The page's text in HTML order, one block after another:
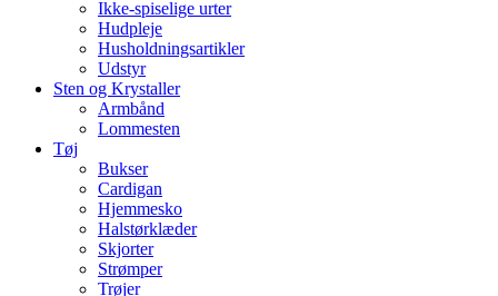
Ikke-spiselige urter
Hudpleje
Husholdningsartikler
Udstyr
Sten og Krystaller
Armbånd
Lommesten
Tøj
Bukser
Cardigan
Hjemmesko
Halstørklæder
Skjorter
Strømper
Trøjer